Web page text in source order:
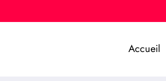
Accueil